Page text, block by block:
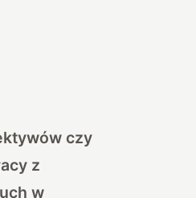
czy
z
w